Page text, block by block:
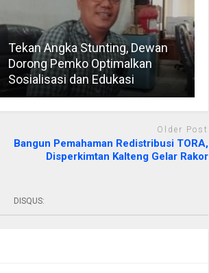
Tekan Angka Stunting, Dewan
Dorong Pemko Optimalkan
Sosialisasi dan Edukasi
Older Post
Bangun Pemahaman Redistribusi TORA,
Disperkimtan Kalteng Gelar Rakor
DISQUS: